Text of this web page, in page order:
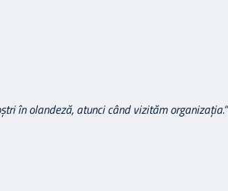
în olandeză, atunci când vizităm organizația.”